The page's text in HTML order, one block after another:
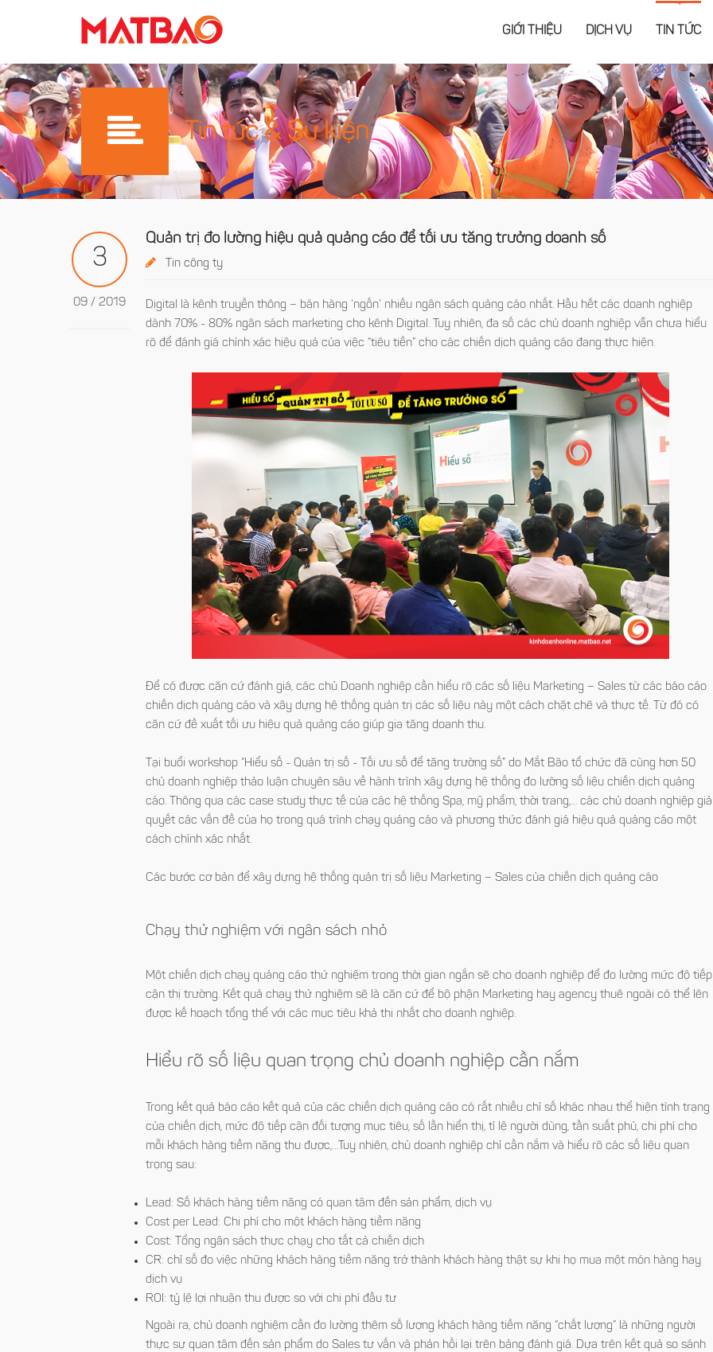
GIỚI THIỆU DỊCH VỤ TIN TỨC
Tin tức & Sự kiện
3
09 / 2019
Quản trị đo lường hiệu quả quảng cáo để tối ưu tăng trưởng doanh số
Tin công ty
Digital là kênh truyền thông – bán hàng ‘ngốn’ nhiều ngân sách quảng cáo nhất. Hầu hết các doanh nghiệp
dành 70% - 80% ngân sách marketing cho kênh Digital. Tuy nhiên, đa số các chủ doanh nghiệp vẫn chưa hiểu
rõ để đánh giá chính xác hiệu quả của việc “tiêu tiền” cho các chiến dịch quảng cáo đang thực hiện.
Để có được căn cứ đánh giá, các chủ Doanh nghiệp cần hiểu rõ các số liệu Marketing – Sales từ các báo cáo
chiến dịch quảng cáo và xây dựng hệ thống quản trị các số liệu này một cách chặt chẽ và thực tế. Từ đó có
căn cứ đề xuất tối ưu hiệu quả quảng cáo giúp gia tăng doanh thu.
Tại buổi workshop “Hiểu số - Quản trị số - Tối ưu số để tăng trường số” do Mắt Bão tổ chức đã cùng hơn 50
chủ doanh nghiệp thảo luận chuyên sâu về hành trình xây dựng hệ thống đo lường số liệu chiến dịch quảng
cáo. Thông qua các case study thực tế của các hệ thống Spa, mỹ phẩm, thời trang,… các chủ doanh nghiệp
quyết các vấn đề của họ trong quá trình chạy quảng cáo và phương thức đánh giá hiệu quả quảng cáo một
cách chính xác nhất.
Các bước cơ bản để xây dựng hệ thống quản trị số liệu Marketing – Sales của chiến dịch quảng cáo
Chạy thử nghiệm với ngân sách nhỏ
Một chiến dịch chạy quảng cáo thử nghiệm trong thời gian ngắn sẽ cho doanh nghiệp để đo lường mức độ tiếp
cận thị trường. Kết quả chạy thử nghiệm sẽ là căn cứ để bộ phận Marketing hay agency thuê ngoài có thể lên
được kế hoạch tổng thể với các mục tiêu khả thi nhất cho doanh nghiệp.
Hiểu rõ số liệu quan trọng chủ doanh nghiệp cần nắm
Trong kết quả báo cáo kết quả của các chiến dịch quảng cáo có rất nhiều chỉ số khác nhau thể hiện tình trạng
của chiến dịch, mức độ tiếp cận đối tượng mục tiêu, số lần hiển thị, tỉ lệ người dùng, tần suất phủ, chi phí cho
mỗi khách hàng tiềm năng thu được,…Tuy nhiên, chủ doanh nghiệp chỉ cần nắm và hiểu rõ các số liệu quan
trọng sau:
Lead: Số khách hàng tiềm năng có quan tâm đến sản phẩm, dịch vụ
Cost per Lead: Chi phí cho một khách hàng tiềm năng
Cost: Tổng ngân sách thực chạy cho tất cả chiến dịch
CR: chỉ số đo việc những khách hàng tiềm năng trở thành khách hàng thật sự khi họ mua một món hàng hay
dịch vụ
ROI: tỷ lệ lợi nhuận thu được so với chi phí đầu tư
Ngoài ra, chủ doanh nghiệm cần đo lường thêm số lượng khách hàng tiềm năng “chất lượng” là những người
thực sự quan tâm đến sản phẩm do Sales tư vấn và phản hồi lại trên bảng đánh giá. Dựa trên kết quả so sánh